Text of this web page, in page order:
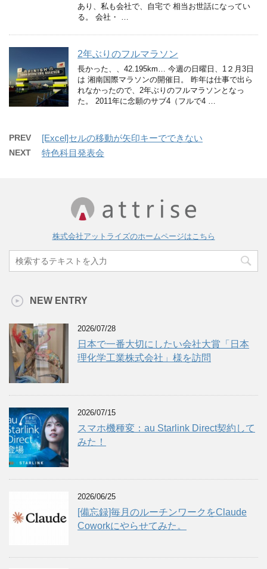
あり、私も会社で、自宅で 相当お世話になってい
る。 会社・ …
2年ぶりのフルマラソン
長かった、、42.195km… 今週の日曜日、1２月3日
は 湘南国際マラソンの開催日。 昨年は仕事で出ら
れなかったので、2年ぶりのフルマラソンとなっ
た。 2011年に念願のサブ4（フルで4 …
PREV [Excel]セルの移動が矢印キーでできない
NEXT 特色科目発表会
株式会社アットライズのホームページはこちら
NEW ENTRY
2026/07/28
日本で一番大切にしたい会社大賞「日本
理化学工業株式会社」様を訪問
2026/07/15
スマホ機種変：au Starlink Direct契約して
みた！
2026/06/25
[備忘録]毎月のルーチンワークをClaude
Coworkにやらせてみた。